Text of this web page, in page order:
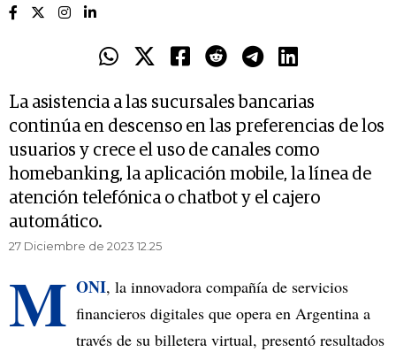
La asistencia a las sucursales bancarias
continúa en descenso en las preferencias de los
usuarios y crece el uso de canales como
homebanking, la aplicación mobile, la línea de
atención telefónica o chatbot y el cajero
automático.
27 Diciembre de 2023 12.25
M ONI, la innovadora compañía de servicios
financieros digitales que opera en Argentina a
través de su billetera virtual, presentó resultados